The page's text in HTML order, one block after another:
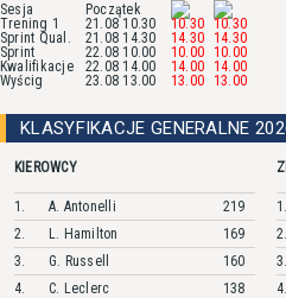
Sesja
Początek
Trening 1
21.08 10.30
Sprint Qual.
21.08 14.30
Sprint
22.08 10.00
Kwalifikacje
22.08 14.00
Wyścig
23.08 13.00
10.30
14.30
10.00
14.00
13.00
10.30
14.30
10.00
14.00
13.00
KLASYFIKACJE GENERALNE
KIEROWCY
1. A. Antonelli
219
2.
L. Hamilton
169
3.
G. Russell
160
4.
C. Leclerc
138
1.
2.
3.
4.